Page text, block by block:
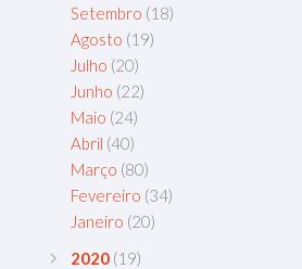
Setembro (18)
Agosto (19)
Julho (20)
Junho (22)
Maio (24)
Abril (40)
Março (80)
Fevereiro (34)
Janeiro (20)
2020 (19)